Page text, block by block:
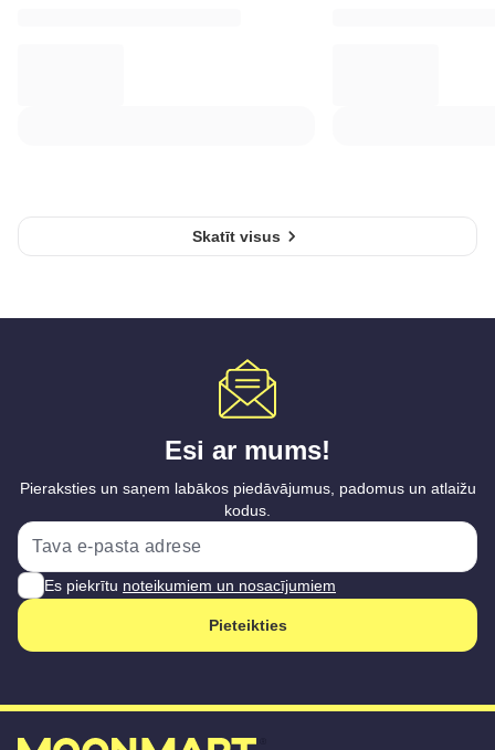
Skatīt visus
Esi ar mums!
Pieraksties un saņem labākos piedāvājumus, padomus un atlaižu
kodus.
Es piekrītu noteikumiem un nosacījumiem
Pieteikties